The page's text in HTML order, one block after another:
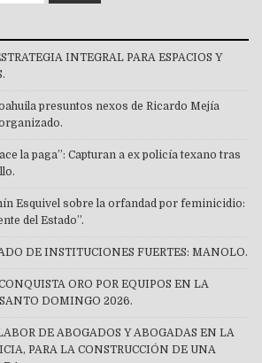
INTEGRAL PARA ESPACIOS Y
presuntos nexos de Ricardo Mejía
la paga”: Capturan a ex policía texano tras
Esquivel sobre la orfandad por feminicidio:
del Estado”.
DE INSTITUCIONES FUERTES: MANOLO.
ORO POR EQUIPOS EN LA
DOMINGO 2026.
DE ABOGADOS Y ABOGADAS EN LA
PARA LA CONSTRUCCIÓN DE UNA